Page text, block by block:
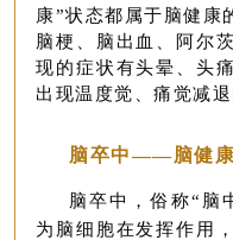
康”状态都属于脑健康
脑梗、脑出血、阿尔
现的症状有头晕、头
出现温度觉、痛觉减
脑卒中——脑健
脑卒中，俗称“脑
为脑细胞在发挥作用